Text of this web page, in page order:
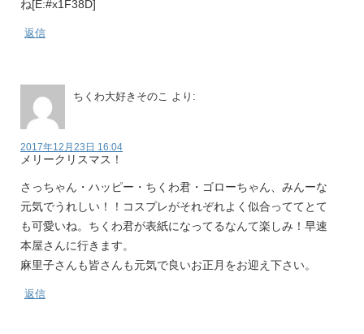
ね[E:#x1F38D]
返信
ちくわ大好きそのこ より:
2017年12月23日 16:04
メリークリスマス！
さっちゃん・ハッピー・ちくわ君・ゴローちゃん、みんーな
元気でうれしい！！コスプレがそれぞれよく似合っててとて
も可愛いね。ちくわ君が表紙になってるなんて楽しみ！早速
本屋さんに行きます。
麻里子さんも皆さんも元気で良いお正月をお迎え下さい。
返信